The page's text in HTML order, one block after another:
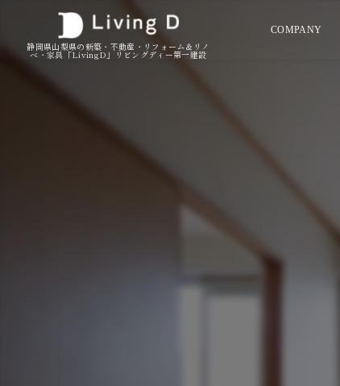
静岡県山梨県の新築・不動産・リフォーム＆リノ
ベ・家具「LivingD」リビングディー第一建設
COMPANY